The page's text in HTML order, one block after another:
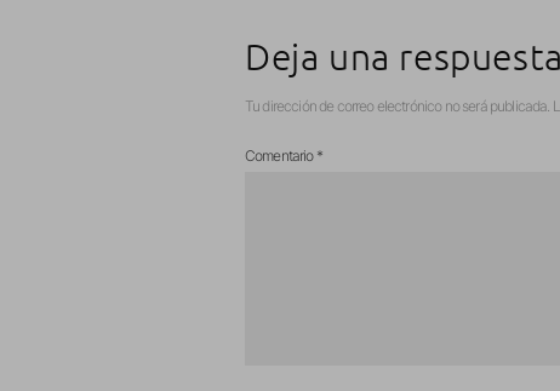
Deja una respuesta
Tu dirección de correo electrónico no será publicada.
Comentario *